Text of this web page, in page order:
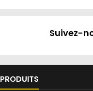
Suivez-
PRODUITS